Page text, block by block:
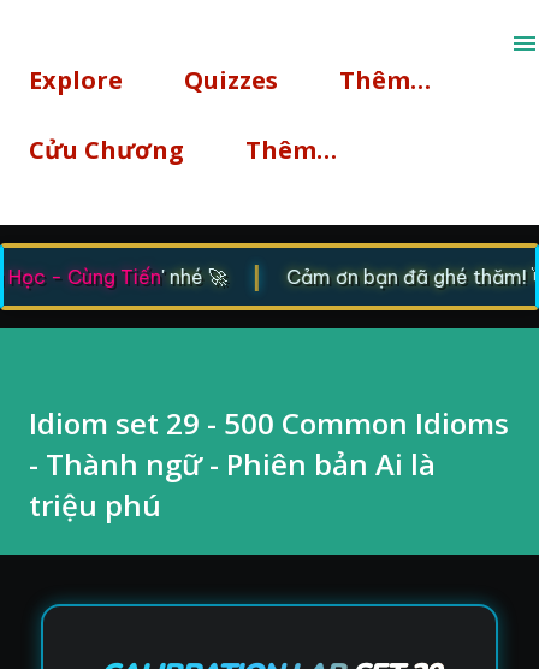
Explore Quizzes Thêm…
Cửu Chương Thêm…
- Cùng Tiến' nhé 🚀 Cảm ơn bạn đã ghé thăm!
Idiom set 29 - 500 Common Idioms
- Thành ngữ - Phiên bản Ai là
triệu phú